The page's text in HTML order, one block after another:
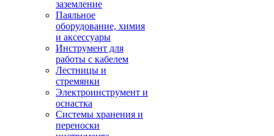
заземление
Паяльное
оборудование, химия
и аксессуары
Инструмент для
работы с кабелем
Лестницы и
стремянки
Электроинструмент и
оснастка
Системы хранения и
переноски